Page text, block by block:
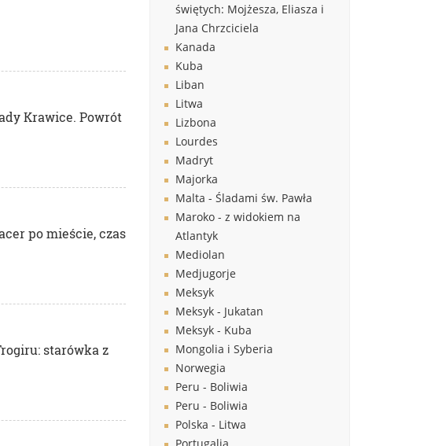
Krawice. Powrót
po mieście, czas
starówka z
świętych: Mojżesza, Eliasza i
Jana Chrzciciela
Kanada
Kuba
Liban
Litwa
Lizbona
Lourdes
Madryt
Majorka
Malta - Śladami św. Pawła
Maroko - z widokiem na
Atlantyk
Mediolan
Medjugorje
Meksyk
Meksyk - Jukatan
Meksyk - Kuba
Mongolia i Syberia
Norwegia
Peru - Boliwia
Peru - Boliwia
Polska - Litwa
Portugalia